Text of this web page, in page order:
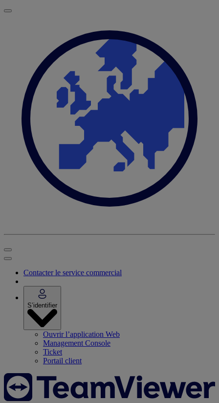
Contacter le service commercial
S’identifier
Ouvrir l’application Web
Management Console
Ticket
Portail client